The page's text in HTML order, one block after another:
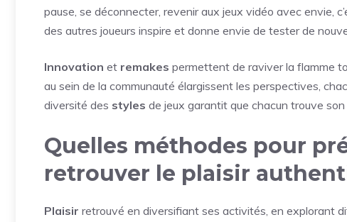
pause, se déconnecter, revenir aux jeux vidéo avec envie,
des autres joueurs inspire et donne envie de tester de
Innovation et remakes permettent de raviver la flamme
au sein de la communauté élargissent les perspectives,
diversité des styles de jeux garantit que chacun trouve son
Quelles méthodes pour
retrouver le plaisir
Plaisir retrouvé en diversifiant ses activités, en explorant